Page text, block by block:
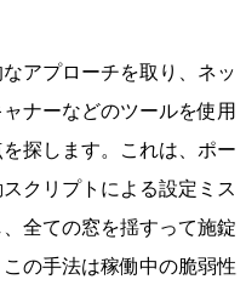
アプローチを取り、ネッ
ナーなどのツールを使用
探します。これは、ポー
クリプトによる設定ミス
全ての窓を揺すって施錠
の手法は稼働中の脆弱性